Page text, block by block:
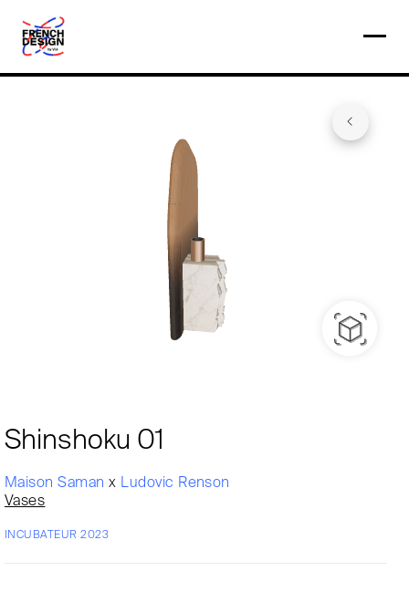
Shinshoku 01
Maison Samanx Ludovic Renson
Vases
INCUBATEUR 2023